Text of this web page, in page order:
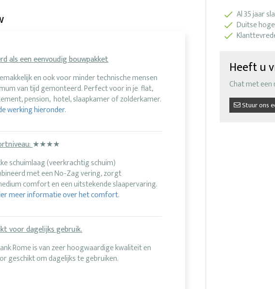
als een eenvoudig bouwpakket
en ook voor minder technische mensen
van tijd gemonteerd. Perfect voor in je flat,
pension, hotel, slaapkamer of zolderkamer.
werking hieronder.
★★★★
schuimlaag (veerkrachtig schuim)
met een No-Zag vering, zorgt
comfort en een uitstekende slaapervaring.
meer informatie over het comfort.
voor dagelijks gebruik.
Rome is van zeer hoogwaardige kwaliteit en
geschikt om dagelijks te gebruiken.
Al 35 jaar
Duitse
Heeft u
Chat met
Stuur ons